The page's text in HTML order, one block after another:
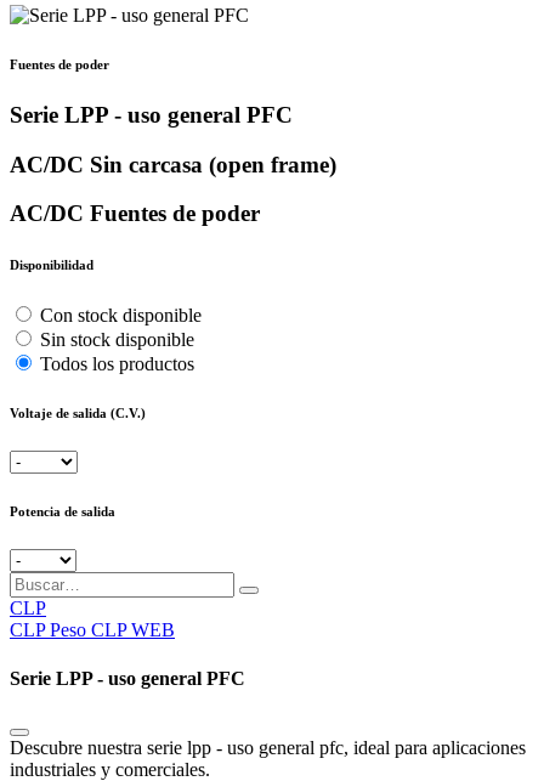
Fuentes de poder
Serie LPP - uso general PFC
AC/DC Sin carcasa (open frame)
AC/DC Fuentes de poder
Disponibilidad
Con stock disponible
Sin stock disponible
Todos los productos
Voltaje de salida (C.V.)
Potencia de salida
CLP
CLP Peso CLP WEB
Serie LPP - uso general PFC
Descubre nuestra serie lpp - uso general pfc, ideal para aplicaciones
industriales y comerciales.